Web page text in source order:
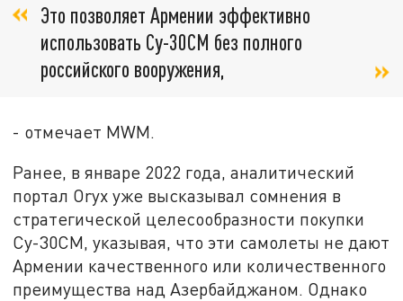
Это позволяет Армении эффективно
использовать Су-30СМ без полного
российского вооружения,
- отмечает MWM.
Ранее, в январе 2022 года, аналитический
портал Oryx уже высказывал сомнения в
стратегической целесообразности покупки
Су-30СМ, указывая, что эти самолеты не дают
Армении качественного или количественного
преимущества над Азербайджаном. Однако